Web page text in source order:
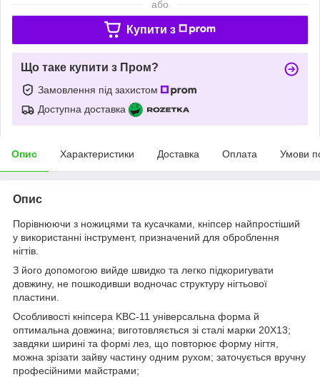
або
Купити з
Що таке купити з Пром?
Замовлення під захистом
Доступна доставка
Опис Характеристики Доставка Оплата Умови
Опис
Порівнюючи з ножицями та кусачками, кніпсер найпростіший
у використанні інструмент, призначений для оброблення
нігтів.
З його допомогою вийде швидко та легко підкоригувати
довжину, не пошкодивши водночас структуру нігтьової
пластини.
Особливості кніпсера KBC-11 універсальна форма й
оптимальна довжина; виготовляється зі сталі марки 20Х13;
завдяки ширині та формі лез, що повторює форму нігтя,
можна зрізати зайву частину одним рухом; заточується вручну
професійними майстрами;